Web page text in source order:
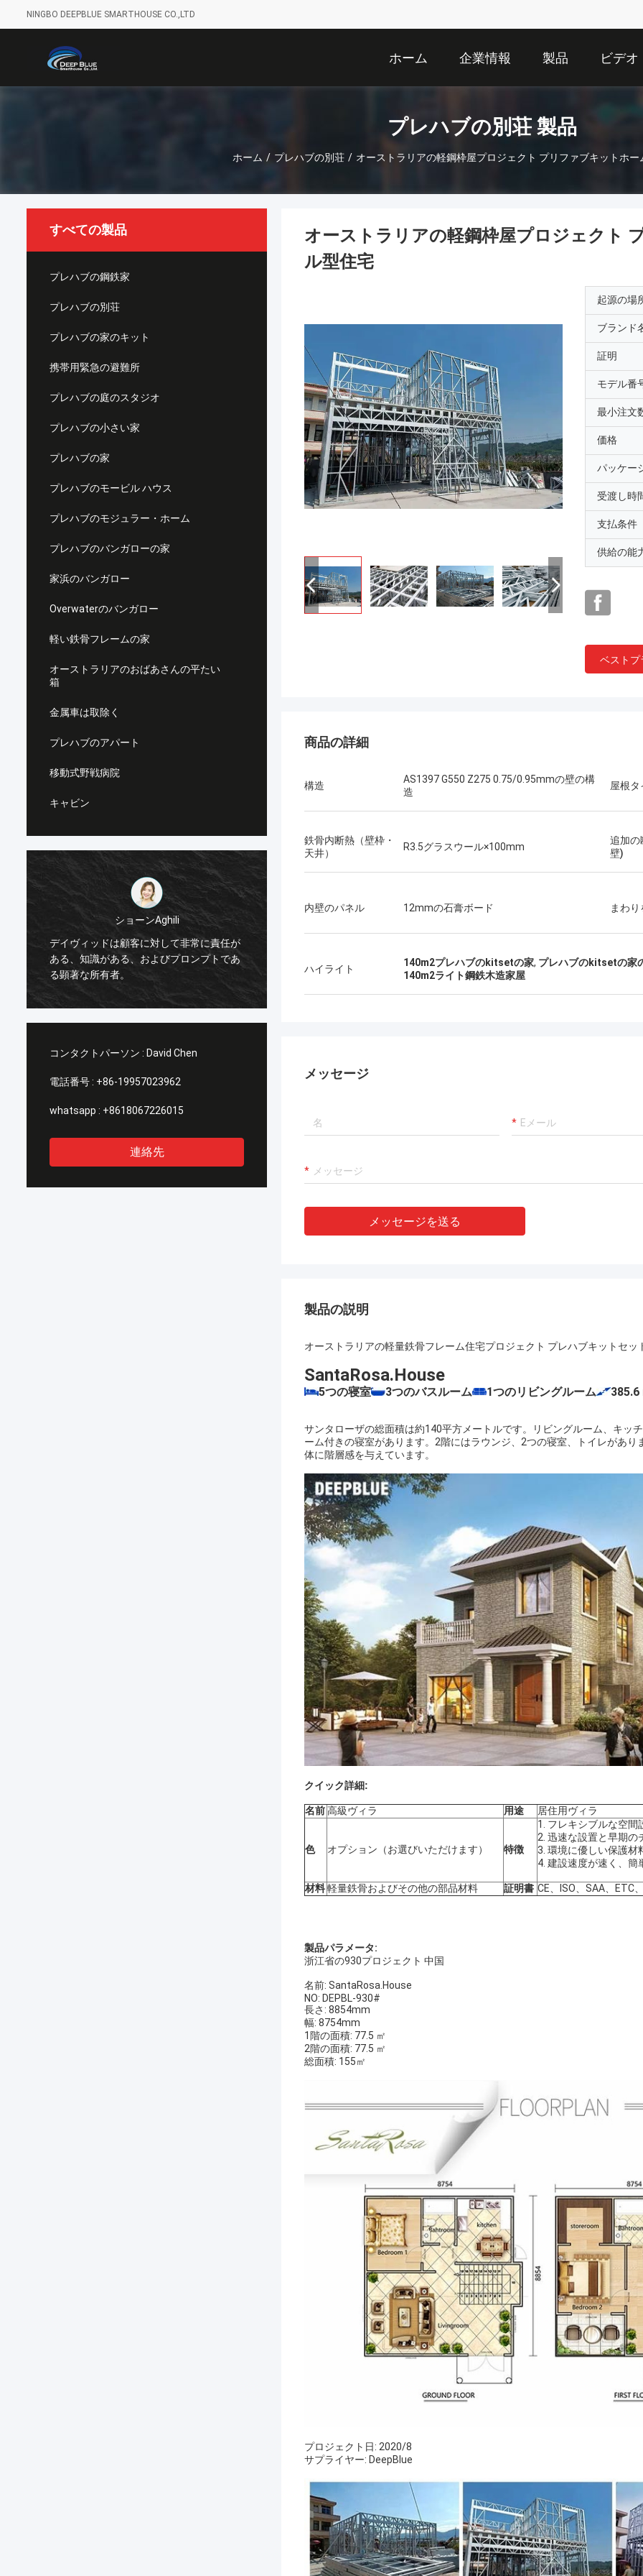
NINGBO DEEPBLUE SMARTHOUSE CO.,LTD
ホーム 企業情報 製品 ビデオ
プレハブの別荘 製品
ホーム / プレハブの別荘 / オーストラリアの軽鋼枠屋プロジェクト プリファブキットホ
すべての製品
プレハブの鋼鉄家
プレハブの別荘
プレハブの家のキット
携帯用緊急の避難所
プレハブの庭のスタジオ
プレハブの小さい家
プレハブの家
プレハブのモービル ハウス
プレハブのモジュラー・ホーム
プレハブのバンガローの家
家浜のバンガロー
Overwaterのバンガロー
軽い鉄骨フレームの家
オーストラリアのおばあさんの平たい
箱
金属車は取除く
プレハブのアパート
移動式野戦病院
キャビン
ショーンAghili
デイヴィッドは顧客に対して非常に責任が
ある、知識がある、およびプロンプトであ
る顕著な所有者。
ミハエル ケルン
私は非常に鋼鉄人々の捜すことのためのデ
のデイヴィッドを-組み立てられて推薦し世
界中どこでも出荷することができる解決を
収容する。
り、責任がある、私は
コンタクトパーソン : David Chen
電話番号 : +86-19957023962
whatsapp : +8618067226015
連絡先
オーストラリアの軽鋼枠屋プロジェクト
ル型住宅
起源の場
ブランド
証明
モデル番
最小注文
価格
パッケー
受渡し時
支払条件
供給の能
ベストプ
商品の詳細
構造
AS1397 G550 Z275 0.75/0.95mmの壁の構
造
屋根タ
鉄骨内断熱（壁枠・
天井）
R3.5グラスウール×100mm
追加の
壁)
内壁のパネル 12mmの石膏ボード まわり
ハイライト
140m2プレハブのkitsetの家, プレハブのkitsetの家
140m2ライト鋼鉄木造家屋
メッセージ
メッセージを送る
製品の説明
オーストラリアの軽量鉄骨フレーム住宅プロジェクト プレハブキットセッ
SantaRosa.House
5つの寝室 3つのバスルーム 1つのリビングルーム 385.6
サンタローザの総面積は約140平方メートルです。リビングルーム、キッ
ーム付きの寝室があります。2階にはラウンジ、2つの寝室、トイレがあ
体に階層感を与えています。
クイック詳細:
名前高級ヴィラ 用途 居住用ヴィラ
色 オプション（お選びいただけます） 特徴
1. フレキシブルな空間
2. 迅速な設置と早期の
3. 環境に優しい保護材
4. 建設速度が速く、簡
材料軽量鉄骨およびその他の部品材料 証明書 CE、ISO、SAA、ETC
製品パラメータ:
浙江省の930プロジェクト 中国
名前: SantaRosa.House
NO: DEPBL-930#
長さ: 8854mm
幅: 8754mm
1階の面積: 77.5 ㎡
2階の面積: 77.5 ㎡
総面積: 155㎡
プロジェクト日: 2020/8
サプライヤー: DeepBlue